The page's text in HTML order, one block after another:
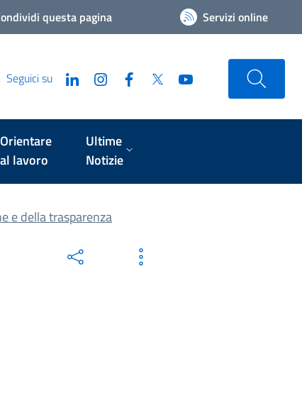
questa pagina Servizi online
Seguici su
Orientare
al lavoro
Ultime
Notizie
e della trasparenza